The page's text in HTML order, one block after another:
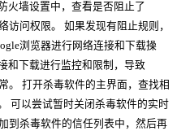
火墙设置中，查看是否阻止了
访问权限。 如果发现有阻止规则，
浏览器进行网络连接和下载操
和下载进行监控和限制，导致
。 打开杀毒软件的主界面，查找相
可以尝试暂时关闭杀毒软件的实时
到杀毒软件的信任列表中，然后再